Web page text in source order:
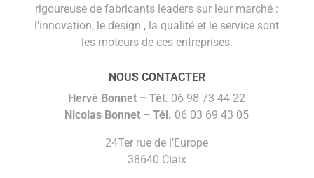
rigoureuse de fabricants leaders sur leur marché :
l’innovation, le design , la qualité et le service sont
les moteurs de ces entreprises.
NOUS CONTACTER
Hervé Bonnet –Tél. 06 98 73 44 22
Nicolas Bonnet – Tél. 06 03 69 43 05
24Ter rue de l’Europe
38640 Claix